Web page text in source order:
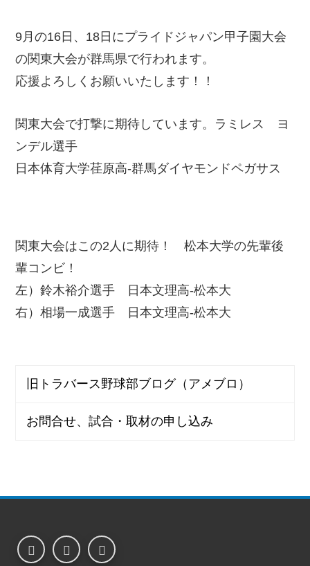
9月の16日、18日にプライドジャパン甲子園大会
の関東大会が群馬県で行われます。
応援よろしくお願いいたします！！
関東大会で打撃に期待しています。ラミレス ヨ
ンデル選手
日本体育大学荏原高-群馬ダイヤモンドペガサス
関東大会はこの2人に期待！ 松本大学の先輩後
輩コンビ！
左）鈴木裕介選手 日本文理高-松本大
右）相場一成選手 日本文理高-松本大
旧トラバース野球部ブログ（アメブロ）
お問合せ、試合・取材の申し込み